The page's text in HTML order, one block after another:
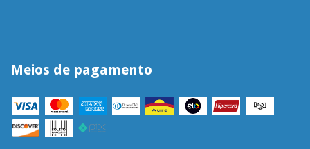
Meios de pagamento